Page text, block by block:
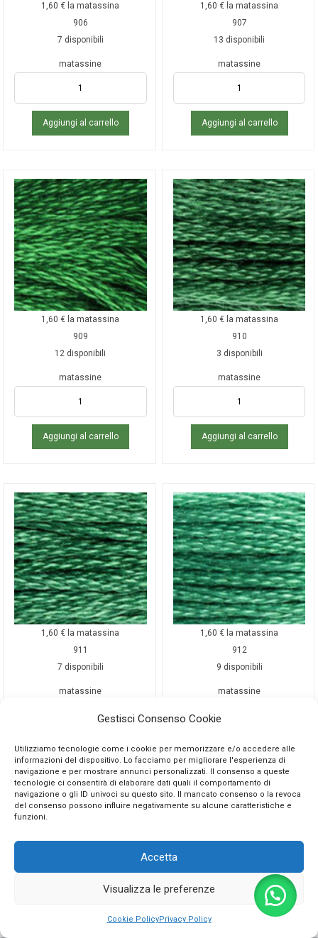
Gestisci Consenso Cookie
Utilizziamo tecnologie come i cookie per memorizzare e/o accedere alle
informazioni del dispositivo. Lo facciamo per migliorare l'esperienza di
navigazione e per mostrare annunci personalizzati. Il consenso a queste
tecnologie ci consentirà di elaborare dati quali il comportamento di
navigazione o gli ID univoci su questo sito. Il mancato consenso o la revoca
del consenso possono influire negativamente su alcune caratteristiche e
funzioni.
Accetta
Visualizza le preferenze
Cookie PolicyPrivacy Policy
1,60€ la matassina
906
7 disponibili
matassine
Aggiungi al carrello
1,60€ la matassina
907
13 disponibili
matassine
Aggiungi al carrello
1,60€ la matassina
909
12 disponibili
matassine
Aggiungi al carrello
1,60€ la matassina
910
3 disponibili
matassine
Aggiungi al carrello
1,60€ la matassina
911
7 disponibili
matassine
Aggiungi al carrello
1,60€ la matassina
912
9 disponibili
matassine
Aggiungi al carrello